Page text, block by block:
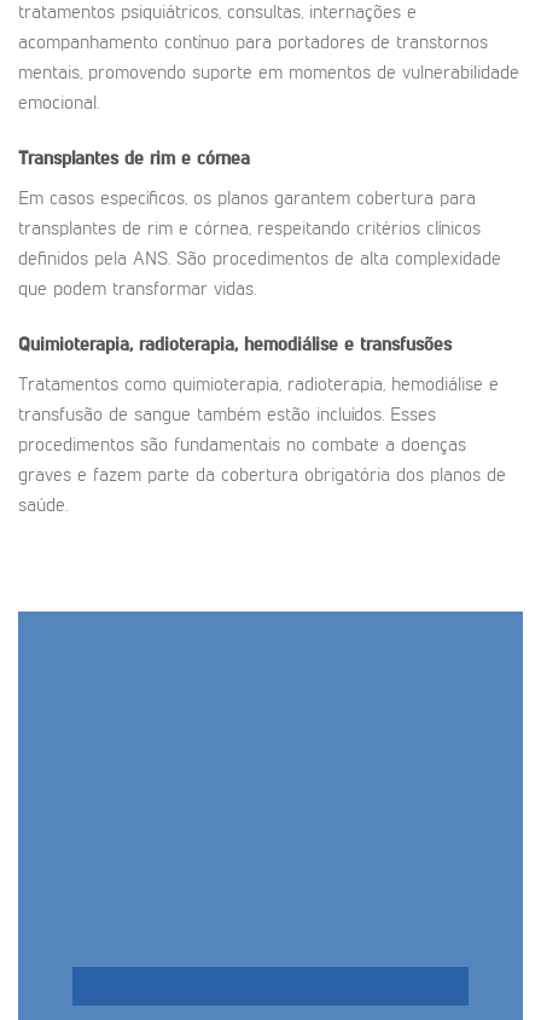
tratamentos psiquiátricos, consultas, internações e
acompanhamento contínuo para portadores de transtornos
mentais, promovendo suporte em momentos de vulnerabilidade
emocional.
Transplantes de rim e córnea
Em casos específicos, os planos garantem cobertura para
transplantes de rim e córnea, respeitando critérios clínicos
definidos pela ANS. São procedimentos de alta complexidade
que podem transformar vidas.
Quimioterapia, radioterapia, hemodiálise e transfusões
Tratamentos como quimioterapia, radioterapia, hemodiálise e
transfusão de sangue também estão incluídos. Esses
procedimentos são fundamentais no combate a doenças
graves e fazem parte da cobertura obrigatória dos planos de
saúde.